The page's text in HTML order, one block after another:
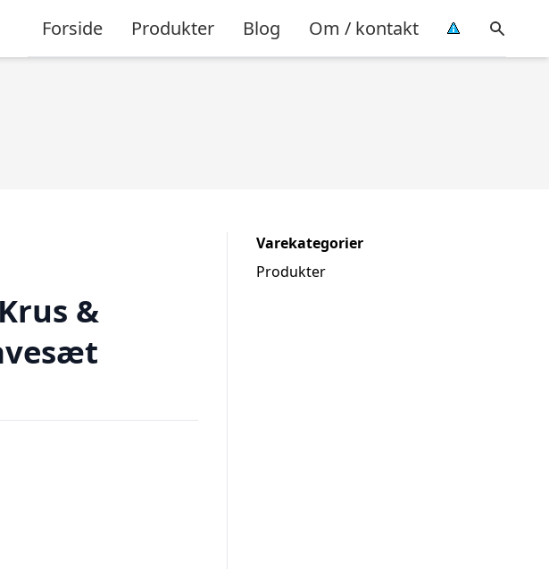
Forside Produkter Blog Om / kontakt
&
Varekategorier
Produkter